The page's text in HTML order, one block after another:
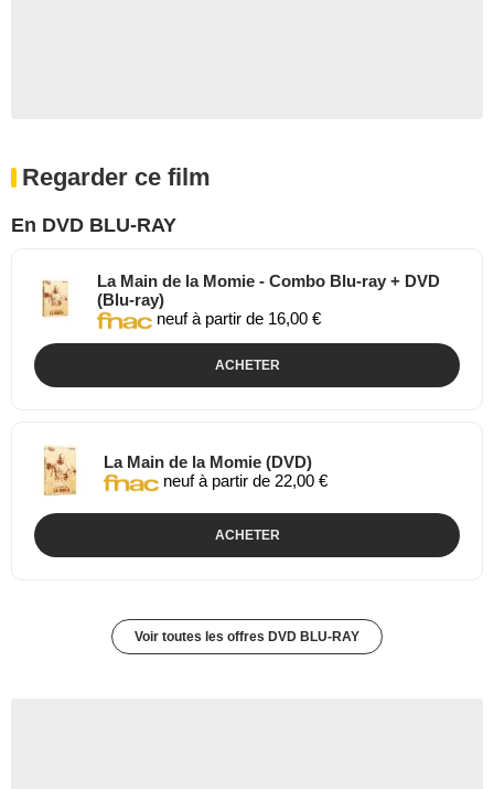
Regarder ce film
En DVD BLU-RAY
La Main de la Momie - Combo Blu-ray + DVD
(Blu-ray)
neuf à partir de 16,00 €
ACHETER
La Main de la Momie (DVD)
neuf à partir de 22,00 €
ACHETER
Voir toutes les offres DVD BLU-RAY